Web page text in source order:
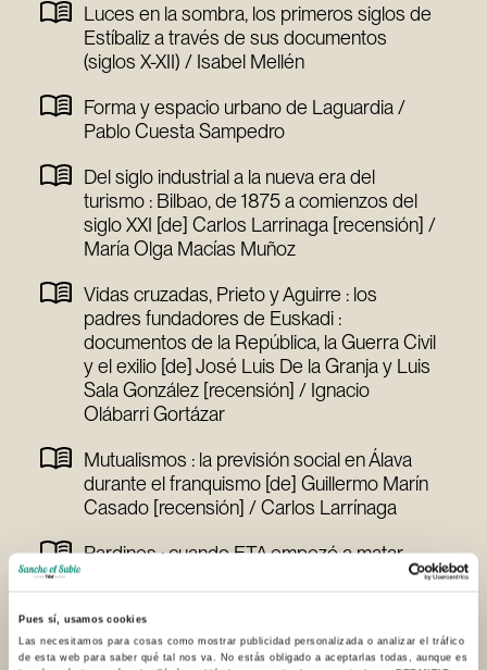
Pues sí, usamos cookies
Las necesitamos para cosas como mostrar publicidad personalizada o analizar el tráfico
de esta web para saber qué tal nos va. No estás obligado a aceptarlas todas, aunque es
Luces en la sombra, los primeros siglos de
Estíbaliz a través de sus documentos
(siglos X-XII) / Isabel Mellén
Forma y espacio urbano de Laguardia /
Pablo Cuesta Sampedro
Del siglo industrial a la nueva era del
turismo : Bilbao, de 1875 a comienzos del
siglo XXI [de] Carlos Larrinaga [recensión] /
María Olga Macías Muñoz
Vidas cruzadas, Prieto y Aguirre : los
padres fundadores de Euskadi :
documentos de la República, la Guerra Civil
y el exilio [de] José Luis De la Granja y Luis
Sala González [recensión] / Ignacio
Olábarri Gortázar
Mutualismos : la previsión social en Álava
durante el franquismo [de] Guillermo Marín
Casado [recensión] / Carlos Larrínaga
Pardines : cuando ETA empezó a matar
[de] Gaizka Fernández Soldevilla, Florencio
[recensión] / Ana Escauriaza Escudero